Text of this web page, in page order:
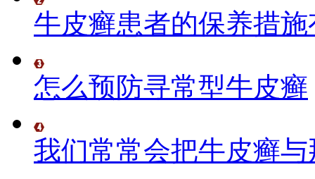
牛皮癣患者的保养措
怎么预防寻常型牛皮癣
我们常常会把牛皮癣